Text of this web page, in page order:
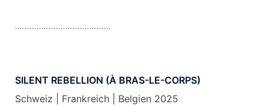
SILENT REBELLION (À BRAS-LE-CORPS)
Schweiz | Frankreich | Belgien 2025